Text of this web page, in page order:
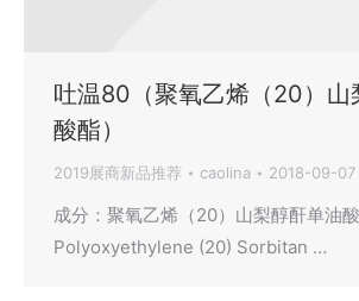
吐温80（聚氧乙烯（20）山
酸酯）
2019展商新品推荐 caolina 2018-09-07
成分：聚氧乙烯（20）山梨醇酐单油
Polyoxyethylene (20) Sorbitan …